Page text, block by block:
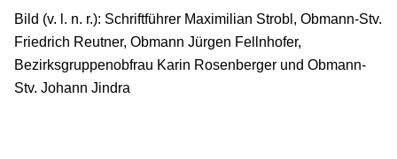
Bild (v. l. n. r.): Schriftführer Maximilian Strobl, Obmann-Stv.
Friedrich Reutner, Obmann Jürgen Fellnhofer,
Bezirksgruppenobfrau Karin Rosenberger und Obmann-
Stv. Johann Jindra